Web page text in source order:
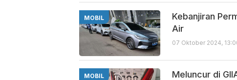
MOBIL
Kebanjiran
Air
07 Oktober 2024,
MOBIL
Meluncur di